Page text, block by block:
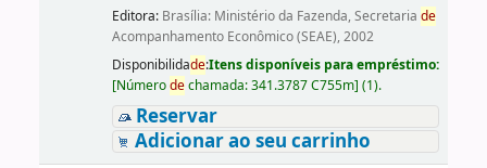
Editora: Brasília: Ministério da Fazenda, Secretaria de
Acompanhamento Econômico (SEAE), 2002
Disponibilidade:Itens disponíveis para empréstimo:
[Númerodechamada:341.3787 C755m] (1).
Reservar
Adicionar ao seu carrinho